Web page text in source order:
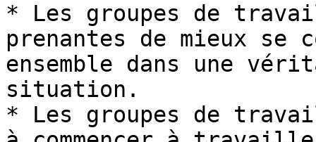
* Les groupes de
prenantes de mieux se
ensemble dans une
situation.
* Les groupes de